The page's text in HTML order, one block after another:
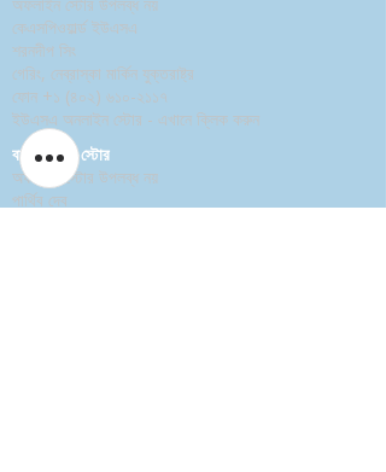
কেএসপিওয়ার্ল্ড ইউএসএ
শরনদীপ সিং
গেরিং, নেব্রাস্কা মার্কিন যুক্তরাষ্ট্র
ফোন +১ (৪০২) ৬১০-২১১৭
ইউএসএ অনলাইন স্টোর - এখানে ক্লিক করুন
বাংলাদেশ ই-স্টোর
অফলাইন স্টোর উপলব্ধ নয়
পার্থিব দেব